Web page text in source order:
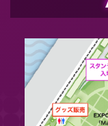
2025.7.29
dカード会員限定
2025.7.25